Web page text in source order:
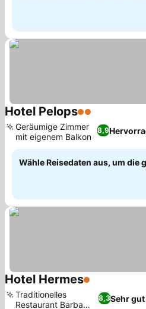
Hotel Pelops2 Sterne
8,9
Geräumige Zimmer
mit eigenem Balkon
Wähle Reisedaten aus, um die
Hotel Hermes1 Sterne
8,3Sehr gut
Traditionelles
Restaurant Barba